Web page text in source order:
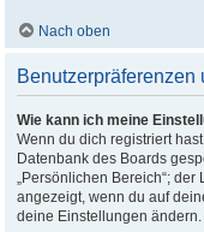
Nach oben
Benutzerpräferenzen
Wie kann ich meine
Wenn du dich registriert
Datenbank des Boards
„Persönlichen Bereich“;
angezeigt, wenn du auf
deine Einstellungen ändern.